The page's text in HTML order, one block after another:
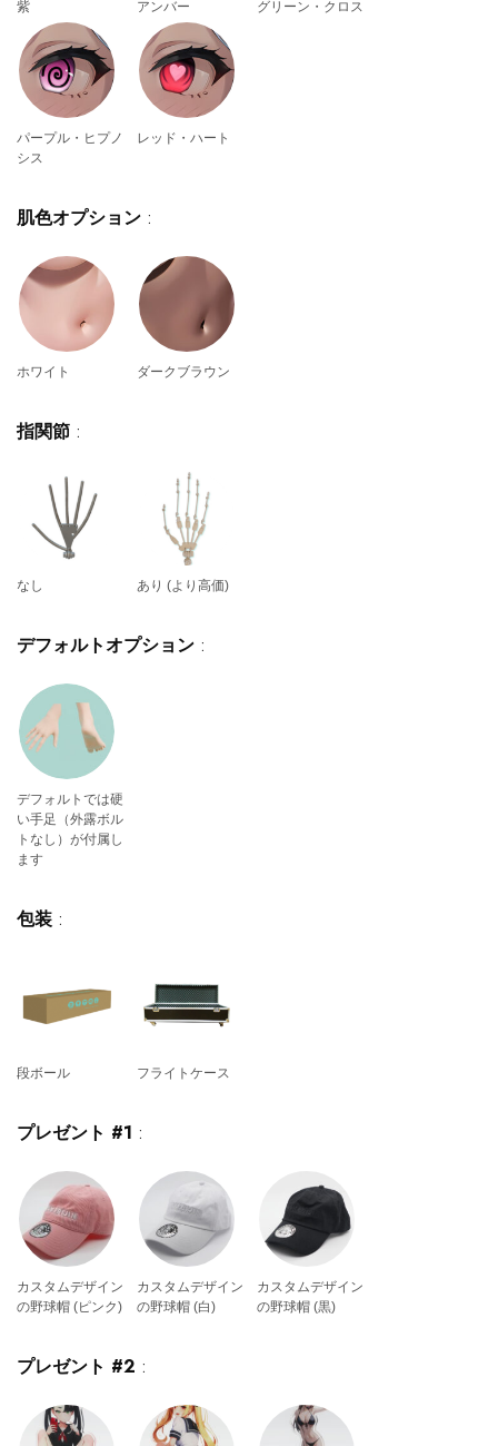
紫 アンバー グリーン・クロス
パープル・ヒプノ
シス
レッド・ハート
肌色オプション :
ホワイト ダークブラウン
指関節 :
なし あり (より高価)
デフォルトオプション :
デフォルトでは硬
い手足（外露ボル
トなし）が付属し
ます
包装 :
段ボール フライトケース
プレゼント #1 :
カスタムデザイン
の野球帽 (ピンク)
カスタムデザイン
の野球帽 (白)
カスタムデザイン
の野球帽 (黒)
プレゼント #2 :